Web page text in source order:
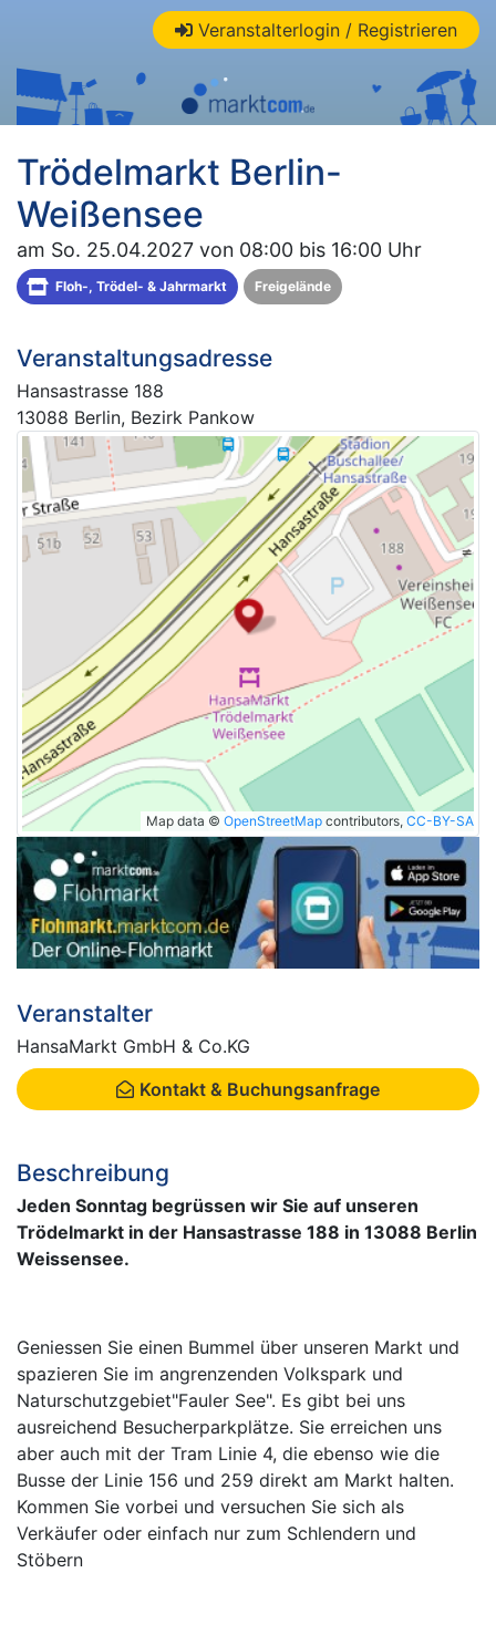
Veranstalterlogin / Registrieren
Trödelmarkt Berlin-
Weißensee
am So. 25.04.2027 von 08:00 bis 16:00 Uhr
Floh-, Trödel- & Jahrmarkt Freigelände
Veranstaltungsadresse
Hansastrasse 188
13088 Berlin, Bezirk Pankow
Map data © OpenStreetMap contributors, CC-BY-SA
Veranstalter
HansaMarkt GmbH & Co.KG
Kontakt & Buchungsanfrage
Beschreibung
Jeden Sonntag begrüssen wir Sie auf unseren
Trödelmarkt in der Hansastrasse 188 in 13088 Berlin
Weissensee.
Geniessen Sie einen Bummel über unseren Markt und
spazieren Sie im angrenzenden Volkspark und
Naturschutzgebiet"Fauler See". Es gibt bei uns
ausreichend Besucherparkplätze. Sie erreichen uns
aber auch mit der Tram Linie 4, die ebenso wie die
Busse der Linie 156 und 259 direkt am Markt halten.
Kommen Sie vorbei und versuchen Sie sich als
Verkäufer oder einfach nur zum Schlendern und
Stöbern